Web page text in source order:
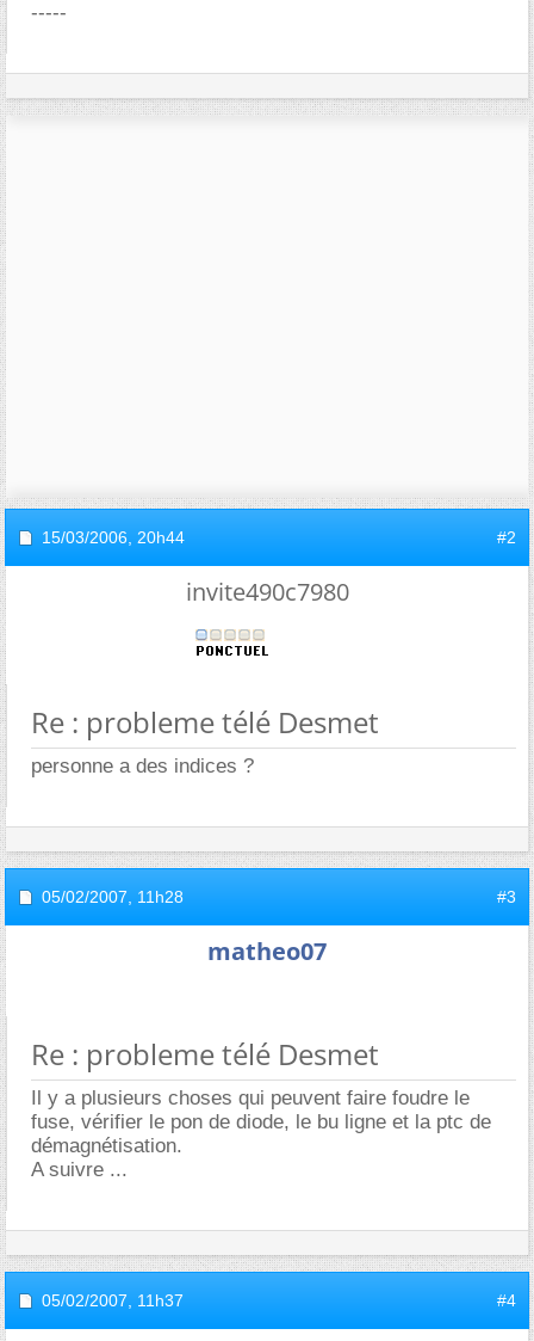
-----
15/03/2006, 20h44 #2
invite490c7980
Re : probleme télé Desmet
personne a des indices ?
05/02/2007, 11h28 #3
matheo07
Re : probleme télé Desmet
Il y a plusieurs choses qui peuvent faire foudre le
fuse, vérifier le pon de diode, le bu ligne et la ptc de
démagnétisation.
A suivre ...
05/02/2007, 11h37 #4